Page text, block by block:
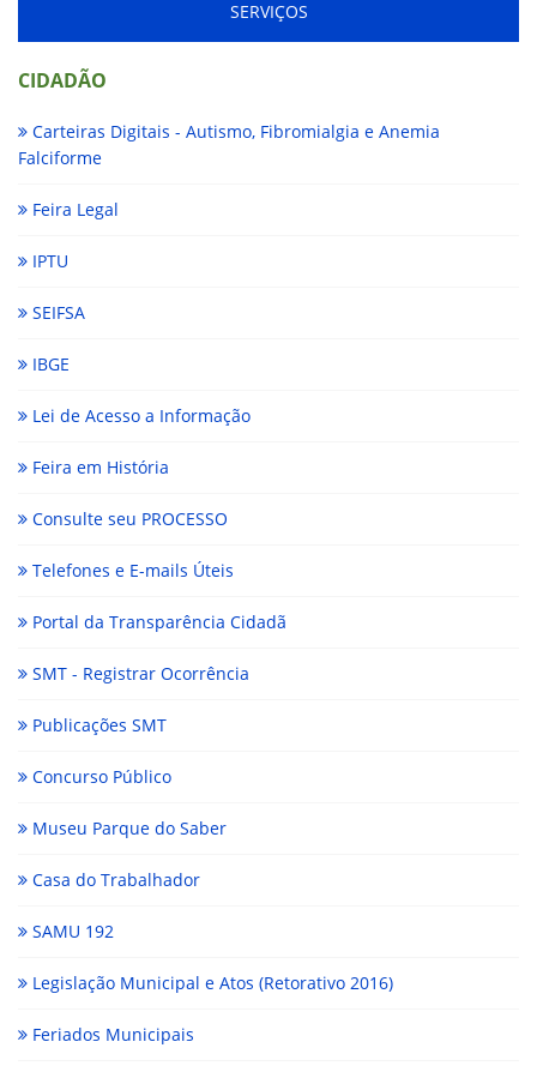
SERVIÇOS
CIDADÃO
Carteiras Digitais - Autismo, Fibromialgia e Anemia
Falciforme
Feira Legal
IPTU
SEIFSA
IBGE
Lei de Acesso a Informação
Feira em História
Consulte seu PROCESSO
Telefones e E-mails Úteis
Portal da Transparência Cidadã
SMT - Registrar Ocorrência
Publicações SMT
Concurso Público
Museu Parque do Saber
Casa do Trabalhador
SAMU 192
Legislação Municipal e Atos (Retorativo 2016)
Feriados Municipais